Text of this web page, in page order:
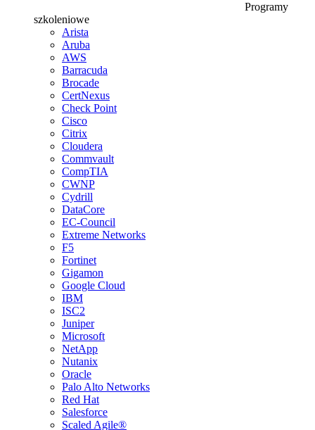
Programy
szkoleniowe
Arista
Aruba
AWS
Barracuda
Brocade
CertNexus
Check Point
Cisco
Citrix
Cloudera
Commvault
CompTIA
CWNP
Cydrill
DataCore
EC-Council
Extreme Networks
F5
Fortinet
Gigamon
Google Cloud
IBM
ISC2
Juniper
Microsoft
NetApp
Nutanix
Oracle
Palo Alto Networks
Red Hat
Salesforce
Scaled Agile®